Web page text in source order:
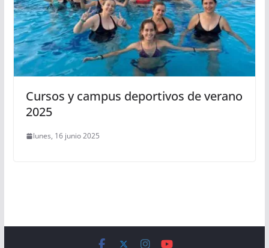
Cursos y campus deportivos de verano
2025
lunes, 16 junio 2025